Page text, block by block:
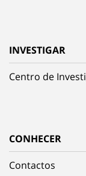
INVESTIGAR
Centro de
CONHECER
Contactos